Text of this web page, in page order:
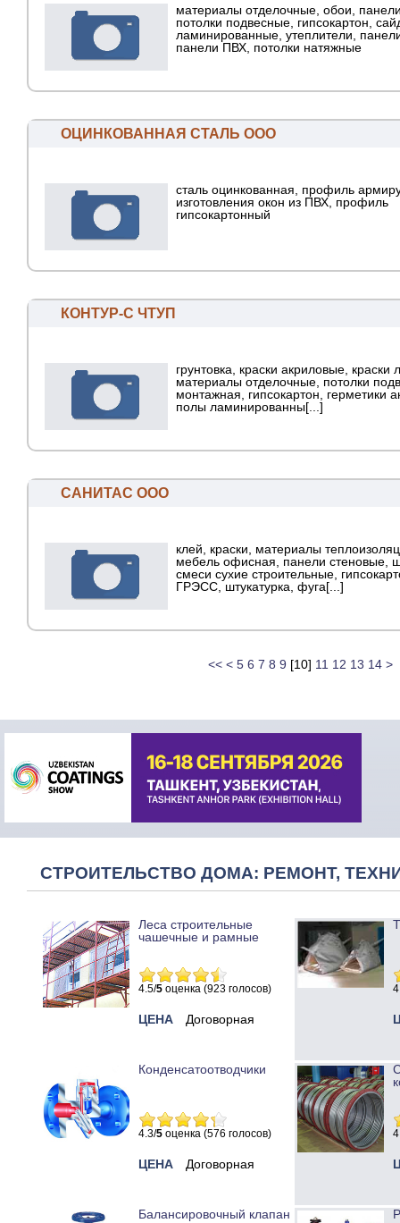
материалы отделочные, обои,
потолки подвесные, гипсокартон,
ламинированные, утеплители,
панели ПВХ, потолки натяжные
ОЦИНКОВАННАЯ СТАЛЬ ООО
сталь оцинкованная, профиль
изготовления окон из ПВХ, профиль
гипсокартонный
КОНТУР-С ЧТУП
грунтовка, краски акриловые, краски
материалы отделочные, потолки
монтажная, гипсокартон, герметики
полы ламинированны[...]
САНИТАС ООО
клей, краски, материалы
мебель офисная, панели стеновые,
смеси сухие строительные,
ГРЭСС, штукатурка, фуга[...]
<< < 5 6 7 8 9 [10] 11 12 13 14 >
СТРОИТЕЛЬСТВО ДОМА: РЕМОНТ,
Леса строительные
чашечные и рамные
4.5/5 оценка (923 голосов)
ЦЕНА Договорная
Конденсатоотводчики
4.3/5 оценка (576 голосов)
ЦЕНА Договорная
Балансировочный клапан